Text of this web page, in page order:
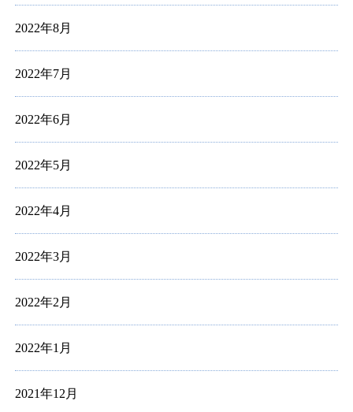
2022年8月
2022年7月
2022年6月
2022年5月
2022年4月
2022年3月
2022年2月
2022年1月
2021年12月